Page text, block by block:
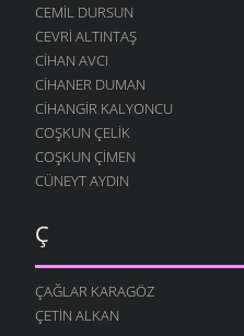
CEMIL DURSUN
CEVRI ALTINTAŞ
CIHAN AVCI
CIHANER DUMAN
CIHANGIR KALYONCU
COŞKUN ÇELIK
COŞKUN ÇIMEN
CÜNEYT AYDIN
Ç
ÇAĞLAR KARAGÖZ
ÇETIN ALKAN